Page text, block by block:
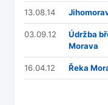
13.08.14
03.09.12
Údržba
Morava
16.04.12 Řeka